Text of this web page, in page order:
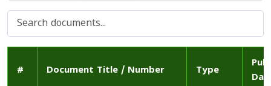
# Document Title / Number Type